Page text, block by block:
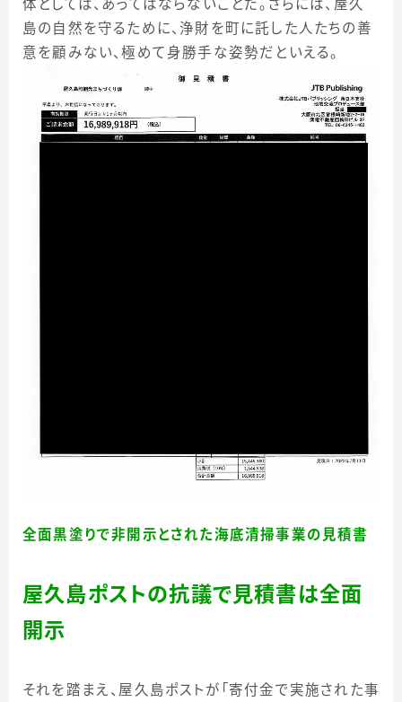
体としては、あってはならないことだ。さらには、屋久
島の自然を守るために、浄財を町に託した人たちの善
意を顧みない、極めて身勝手な姿勢だといえる。
全面黒塗りで非開示とされた海底清掃事業の見積書
屋久島ポストの抗議で見積書は全面
開示
それを踏まえ、屋久島ポストが「寄付金で実施された事